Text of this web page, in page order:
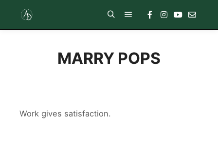
MARRY POPS
Work gives satisfaction.